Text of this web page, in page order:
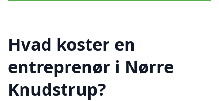
Hvad koster en
entreprenør i Nørre
Knudstrup?